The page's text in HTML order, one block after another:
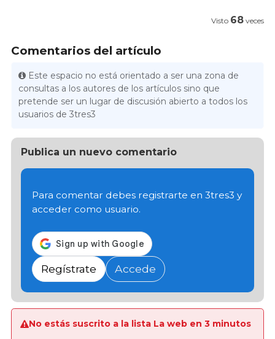
Visto 68 veces
Comentarios del artículo
Este espacio no está orientado a ser una zona de
consultas a los autores de los artículos sino que
pretende ser un lugar de discusión abierto a todos los
usuarios de 3tres3
Publica un nuevo comentario
Para comentar debes registrarte en 3tres3 y
acceder como usuario.
Regístrate Accede
No estás suscrito a la lista La web en 3 minutos